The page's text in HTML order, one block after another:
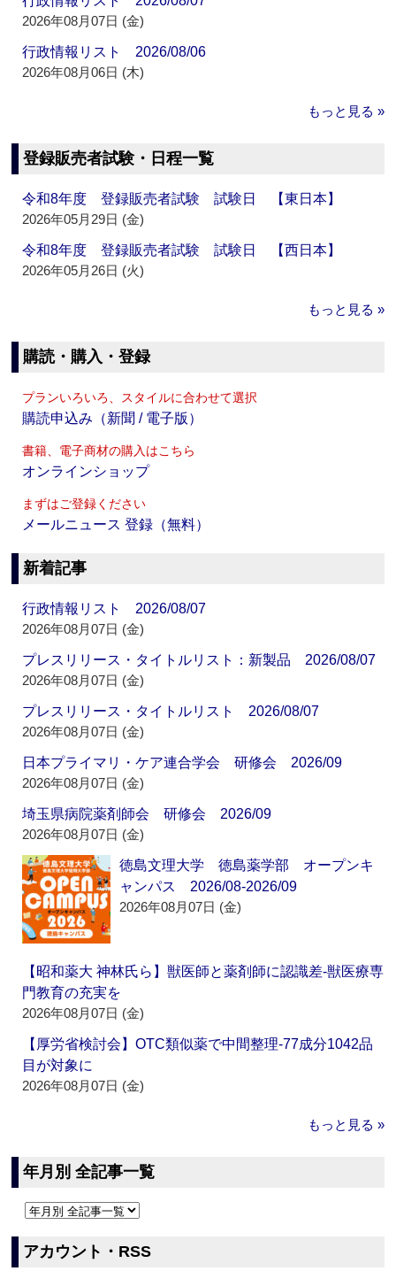
2026年08月07日 (金)
行政情報リスト 2026/08/06
2026年08月06日 (木)
もっと見る »
登録販売者試験・日程一覧
令和8年度 登録販売者試験 試験日 【東日本】
2026年05月29日 (金)
令和8年度 登録販売者試験 試験日 【西日本】
2026年05月26日 (火)
もっと見る »
購読・購入・登録
プランいろいろ、スタイルに合わせて選択
購読申込み（新聞 / 電子版）
書籍、電子商材の購入はこちら
オンラインショップ
まずはご登録ください
メールニュース 登録（無料）
新着記事
行政情報リスト 2026/08/07
2026年08月07日 (金)
プレスリリース・タイトルリスト：新製品 2026/08/07
2026年08月07日 (金)
プレスリリース・タイトルリスト 2026/08/07
2026年08月07日 (金)
日本プライマリ・ケア連合学会 研修会 2026/09
2026年08月07日 (金)
埼玉県病院薬剤師会 研修会 2026/09
2026年08月07日 (金)
徳島文理大学 徳島薬学部 オープンキ
ャンパス 2026/08-2026/09
2026年08月07日 (金)
【昭和薬大 神林氏ら】獣医師と薬剤師に認識差‐獣医療専
門教育の充実を
2026年08月07日 (金)
【厚労省検討会】OTC類似薬で中間整理‐77成分1042品
目が対象に
2026年08月07日 (金)
もっと見る »
年月別 全記事一覧
アカウント・RSS